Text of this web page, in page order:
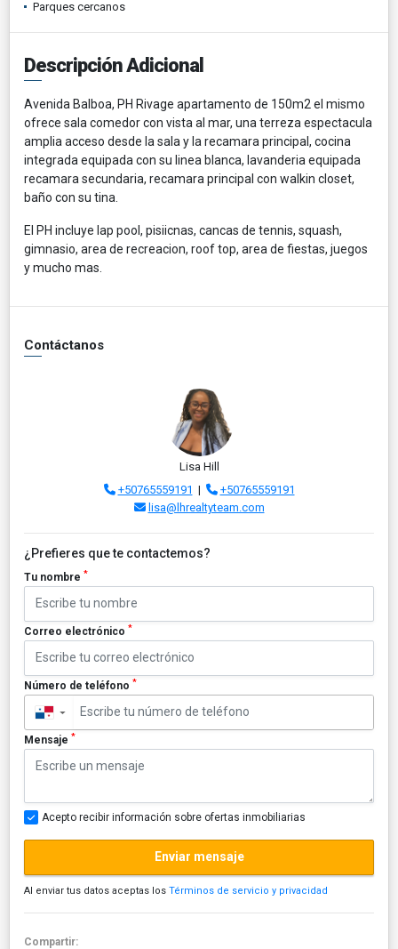
Parques cercanos
Descripción Adicional
Avenida Balboa, PH Rivage apartamento de 150m2 el mismo
ofrece sala comedor con vista al mar, una terreza espectacula
amplia acceso desde la sala y la recamara principal, cocina
integrada equipada con su linea blanca, lavanderia equipada
recamara secundaria, recamara principal con walkin closet,
baño con su tina.
El PH incluye lap pool, pisiicnas, cancas de tennis, squash,
gimnasio, area de recreacion, roof top, area de fiestas, juegos
y mucho mas.
Contáctanos
Lisa Hill
+50765559191 |
+50765559191
lisa@lhrealtyteam.com
¿Prefieres que te contactemos?
Tu nombre *
Correo electrónico *
Número de teléfono *
▼
Mensaje *
Acepto recibir información sobre ofertas inmobiliarias
Enviar mensaje
Al enviar tus datos aceptas los Términos de servicio y privacidad
Compartir: